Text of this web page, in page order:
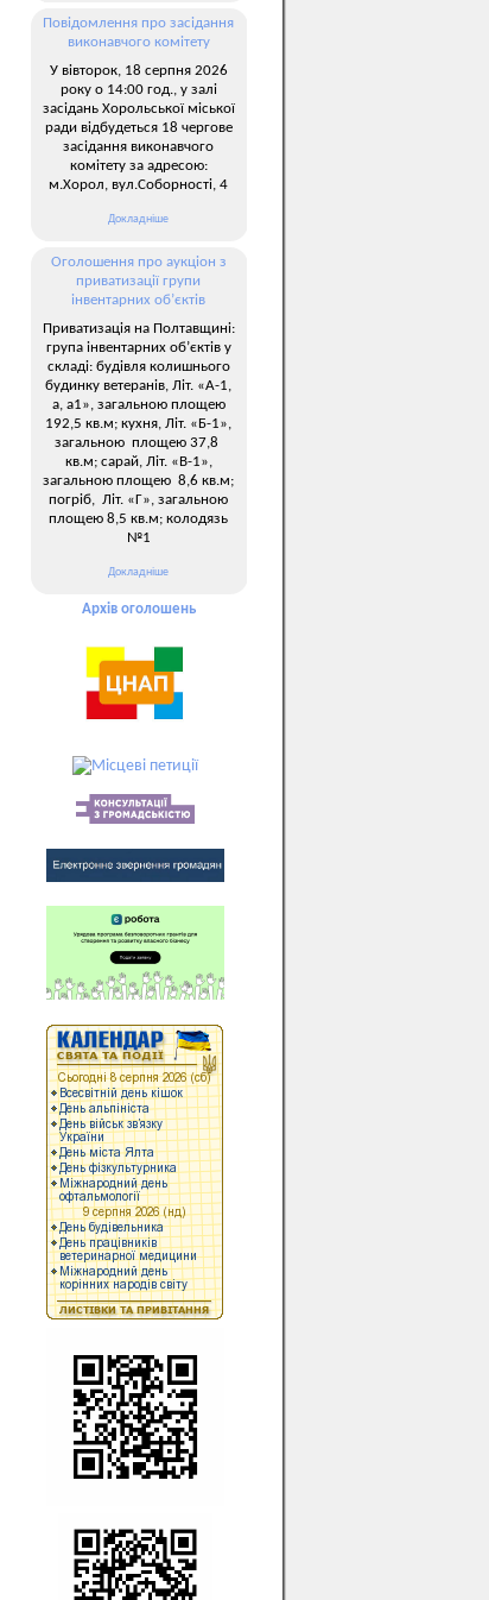
Повідомлення про засідання
виконавчого комітету
У вівторок, 18 серпня 2026
року о 14:00 год., у залі
засідань Хорольської міської
ради відбудеться 18 чергове
засідання виконавчого
комітету за адресою:
м.Хорол, вул.Соборності, 4
Докладніше
Оголошення про аукціон з
приватизації групи
інвентарних об’єктів
Приватизація на Полтавщині:
група інвентарних об’єктів у
складі: будівля колишнього
будинку ветеранів, Літ. «А-1,
а, а1», загальною площею
192,5 кв.м; кухня, Літ. «Б-1»,
загальною площею 37,8
кв.м; сарай, Літ. «В-1»,
загальною площею 8,6 кв.м;
погріб, Літ. «Г», загальною
площею 8,5 кв.м; колодязь
№1
Докладніше
Архів оголошень